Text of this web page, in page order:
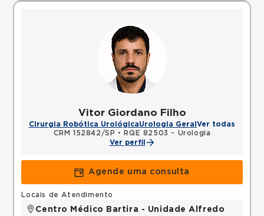
Vitor Giordano Filho
Cirurgia Robótica UrológicaUrologia Geral Ver todas
CRM 152842/SP •
RQE 82503 - Urologia
Ver perfil
Agende uma consulta
Locais de Atendimento
Centro Médico Bartira - Unidade Alfredo